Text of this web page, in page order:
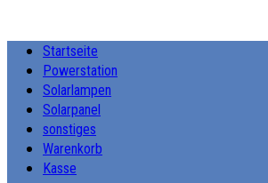
Startseite
Powerstation
Solarlampen
Solarpanel
sonstiges
Warenkorb
Kasse